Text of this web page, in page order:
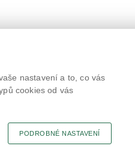
Připomínky
Tisk stránky
nastavení a to, co vás
cookies od vás
PODROBNÉ NASTAVENÍ